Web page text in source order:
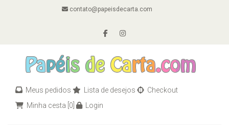
contato@papeisdecarta.com
Meus pedidos Lista de desejos
Checkout
Minha cesta [0] Login